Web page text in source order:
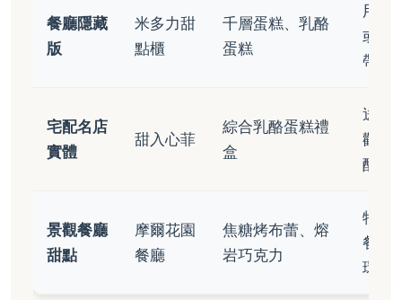
餐廳隱藏
版
米多力甜
點櫃
千層蛋糕、乳酪
蛋糕
用餐
或專
帶
宅配名店
實體
甜入心菲
綜合乳酪蛋糕禮
盒
送禮
歡濃
酪
景觀餐廳
甜點
摩爾花園
餐廳
焦糖烤布蕾、熔
岩巧克力
特殊
餐、
環境